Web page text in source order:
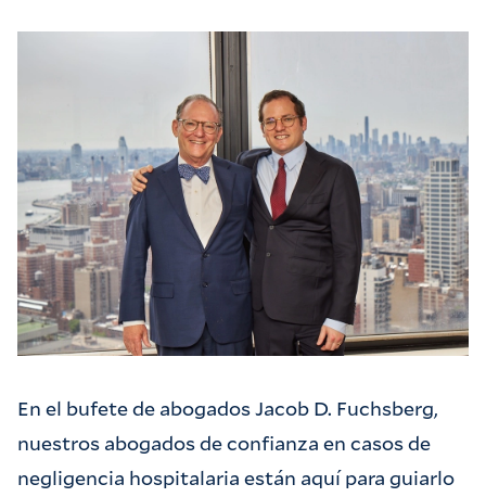
En el bufete de abogados Jacob D. Fuchsberg,
nuestros abogados de confianza en casos de
negligencia hospitalaria están aquí para guiarlo